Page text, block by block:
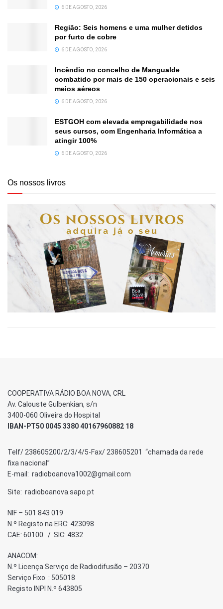
6 DE AGOSTO, 2026
Região: Seis homens e uma mulher detidos
por furto de cobre
6 DE AGOSTO, 2026
Incêndio no concelho de Mangualde
combatido por mais de 150 operacionais e seis
meios aéreos
6 DE AGOSTO, 2026
ESTGOH com elevada empregabilidade nos
seus cursos, com Engenharia Informática a
atingir 100%
6 DE AGOSTO, 2026
Os nossos livros
COOPERATIVA RÁDIO BOA NOVA, CRL
Av. Calouste Gulbenkian, s/n
3400-060 Oliveira do Hospital
IBAN-PT50 0045 3380 40167960882 18
Telf/ 238605200/2/3/4/5-Fax/ 238605201 “chamada da rede
fixa nacional”
E-mail: radioboanova1002@gmail.com
Site: radioboanova.sapo.pt
NIF – 501 843 019
N.º Registo na ERC: 423098
CAE: 60100 / SIC: 4832
ANACOM:
N.º Licença Serviço de Radiodifusão – 20370
Serviço Fixo : 505018
Registo INPI N.º 643805